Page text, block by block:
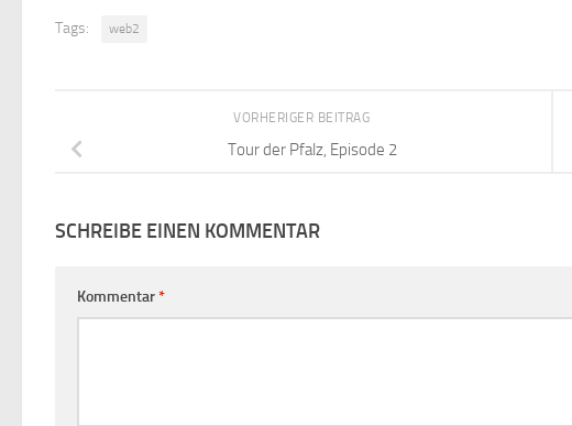
Tags: web2
VORHERIGER BEITRAG
Tour der Pfalz, Episode 2
SCHREIBE EINEN KOMMENTAR
Kommentar*